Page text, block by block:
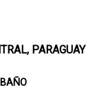
PARAGUAY
BAÑO